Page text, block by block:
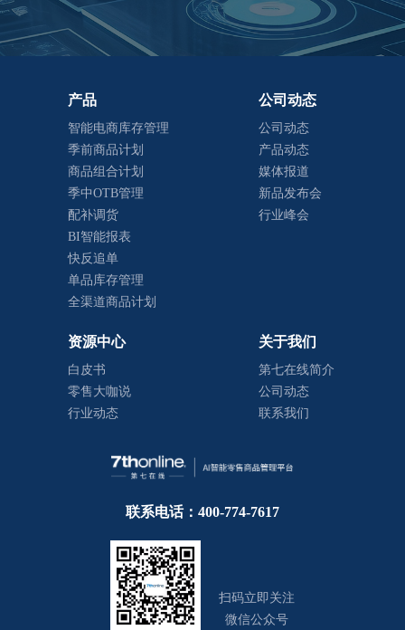
产品
智能电商库存管理
季前商品计划
商品组合计划
季中OTB管理
配补调货
BI智能报表
快反追单
单品库存管理
全渠道商品计划
公司动态
公司动态
产品动态
媒体报道
新品发布会
行业峰会
资源中心
白皮书
零售大咖说
行业动态
关于我们
第七在线简介
公司动态
联系我们
联系电话：400-774-7617
扫码立即关注
微信公众号